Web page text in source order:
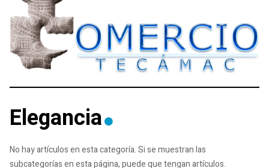
Elegancia
No hay artículos en esta categoría. Si se muestran las
subcategorías en esta página, puede que tengan artículos.